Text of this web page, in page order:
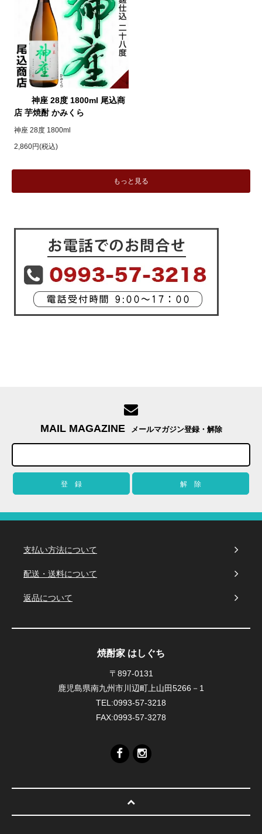
神座 28度 1800ml 尾込商
店 芋焼酎 かみくら
神座 28度 1800ml
2,860円(税込)
もっと見る
MAIL MAGAZINE メールマガジン登録・解除
支払い方法について
配送・送料について
返品について
焼酎家 はしぐち
〒897-0131
鹿児島県南九州市川辺町上山田5266－1
TEL:0993-57-3218
FAX:0993-57-3278